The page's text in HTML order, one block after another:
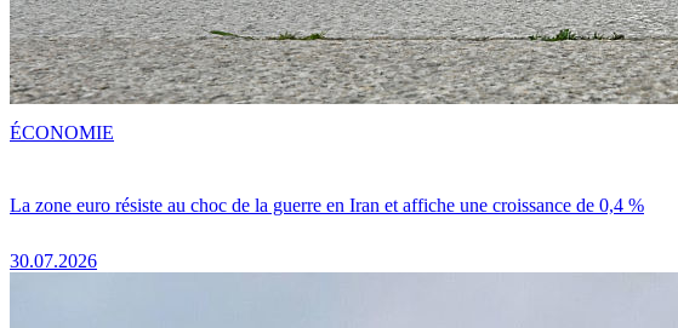
La zone euro résiste au choc de la guerre en Iran et affiche une croissance de 0,4 %
30.07.2026
ÉCONOMIE